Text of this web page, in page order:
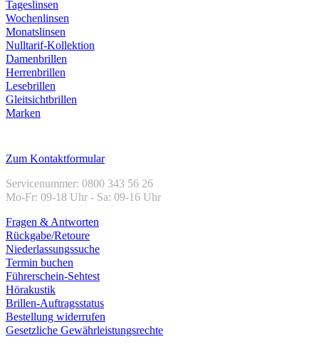
Tageslinsen
Wochenlinsen
Monatslinsen
Nulltarif-Kollektion
Damenbrillen
Herrenbrillen
Lesebrillen
Gleitsichtbrillen
Marken
Zum Kontaktformular
Servicenummer: 0800 343 56 26
Mo-Fr: 09-18 Uhr - Sa: 09-16 Uhr
Fragen & Antworten
Rückgabe/Retoure
Niederlassungssuche
Termin buchen
Führerschein-Sehtest
Hörakustik
Brillen-Auftragsstatus
Bestellung widerrufen
Gesetzliche Gewährleistungsrechte